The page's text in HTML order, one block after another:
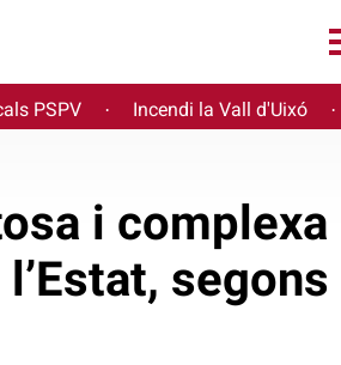
PSPV · Incendi la Vall d'Uixó ·
i complexa
segons